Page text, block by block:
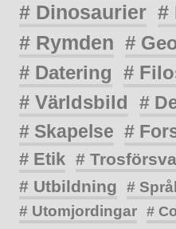
# Dinosaurier #
# Rymden #
# Datering #
# Världsbild
#
# Skapelse #
# Etik #
# Utbildning
#
# Utomjordingar #